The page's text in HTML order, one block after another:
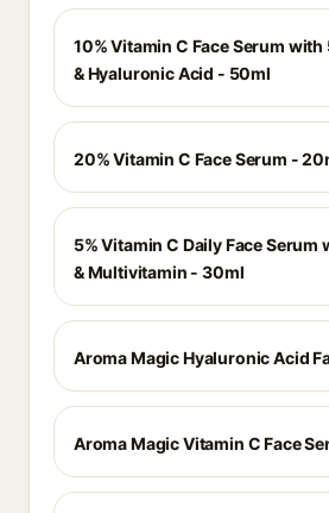
10% Vitamin C Face Serum
& Hyaluronic Acid - 50ml
20% Vitamin C Face Serum -
5% Vitamin C Daily Face Serum
& Multivitamin - 30ml
Aroma Magic Hyaluronic Acid
Aroma Magic Vitamin C Face